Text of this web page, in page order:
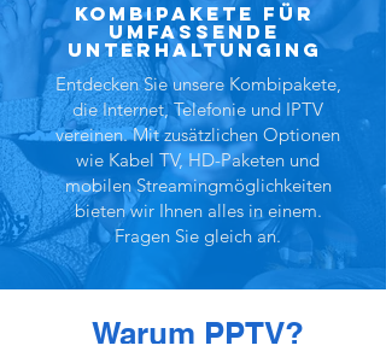
Kombipakete für
umfassende
Unterhaltunging
Entdecken Sie unsere Kombipakete,
die Internet, Telefonie und IPTV
vereinen. Mit zusätzlichen Optionen
wie Kabel TV, HD-Paketen und
mobilen Streamingmöglichkeiten
bieten wir Ihnen alles in einem.
Fragen Sie gleich an.
Warum PPTV?